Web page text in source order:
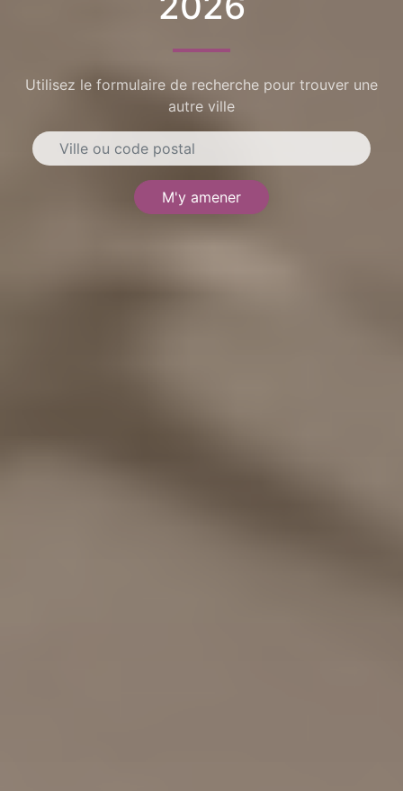
Utilisez le formulaire de recherche pour trouver une
autre ville
M'y amener